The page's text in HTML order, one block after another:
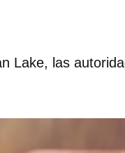
Lake, las